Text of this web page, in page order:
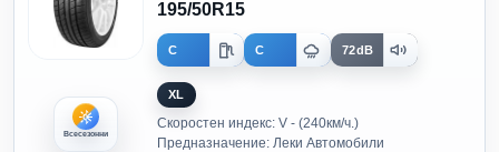
Всесезонни
195/50R15
C C 72dB
XL
Скоростен индекс: V - (240км/ч.)
Предназначение: Леки Автомобили